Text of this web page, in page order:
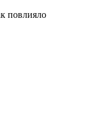
повлияло